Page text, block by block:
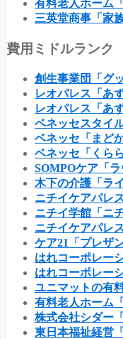
有料老人ホーム
三英堂商事「家
費用ミドルランク
創生事業団「グ
レオパレス「あ
レオパレス「あ
ベネッセスタイ
ベネッセ「まどか
ベネッセ「くらら
SOMPOケア「ラ
木下の介護「ラ
ニチイケアパレ
ニチイ学館「ニ
ニチイケアパレ
ケア21「プレザ
はれコーポレー
はれコーポレー
ユニマットの有
有料老人ホーム
株式会社シダー
東日本福祉経営